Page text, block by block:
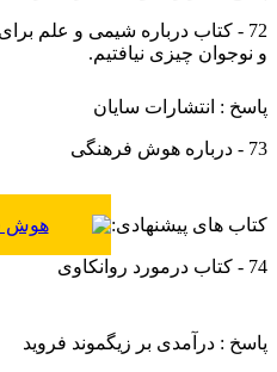
72 - کتاب درباره شیمی و علم
و نوجوان چیزی نیافتیم.
پاسخ : انتشارات سایان
73 - درباره هوش فرهنگی
کتاب های پیشنهادی: هوش
74 - کتاب درمورد روانکاوی
پاسخ : درآمدی بر زیگموند فروید